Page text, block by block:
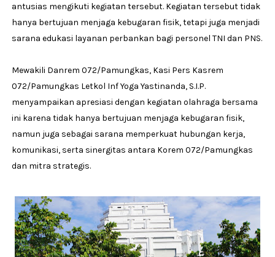
antusias mengikuti kegiatan tersebut. Kegiatan tersebut tidak
hanya bertujuan menjaga kebugaran fisik, tetapi juga menjadi
sarana edukasi layanan perbankan bagi personel TNI dan PNS.
Mewakili Danrem 072/Pamungkas, Kasi Pers Kasrem
072/Pamungkas Letkol Inf Yoga Yastinanda, S.I.P.
menyampaikan apresiasi dengan kegiatan olahraga bersama
ini karena tidak hanya bertujuan menjaga kebugaran fisik,
namun juga sebagai sarana memperkuat hubungan kerja,
komunikasi, serta sinergitas antara Korem 072/Pamungkas
dan mitra strategis.